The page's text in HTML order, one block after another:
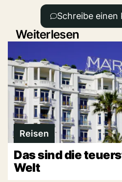
Schreibe einen
Weiterlesen
Reisen
Das sind die
Welt